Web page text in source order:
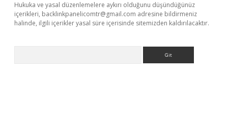
Hukuka ve yasal düzenlemelere aykırı olduğunu düşündüğünüz
içerikleri, backlinkpanelicomtr@gmail.com adresine bildirmeniz
halinde, ilgili içerikler yasal süre içerisinde sitemizden kaldırılacaktır.